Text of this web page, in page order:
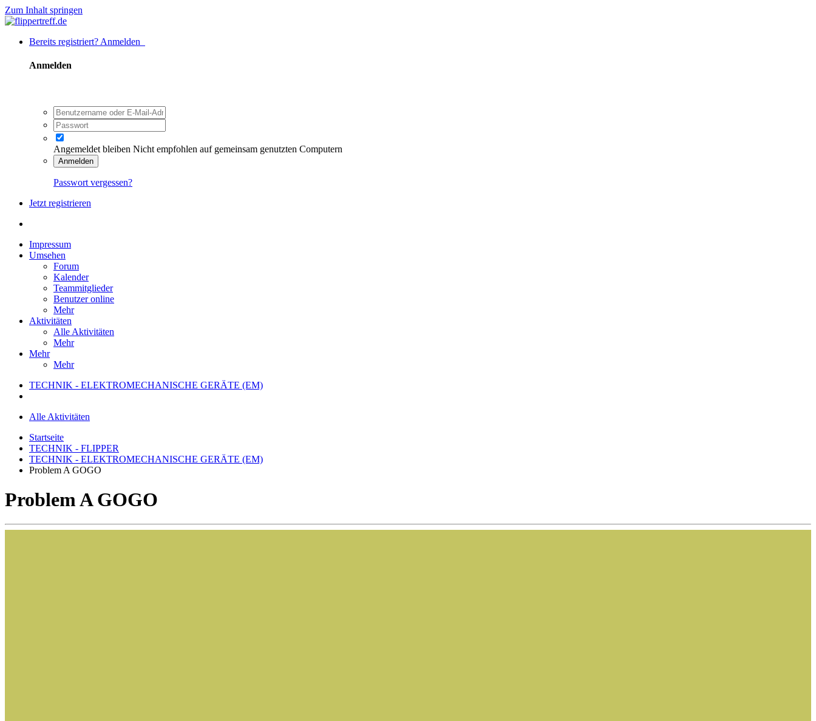
Zum Inhalt springen
Bereits registriert? Anmelden
Anmelden
Angemeldet bleiben Nicht empfohlen auf gemeinsam genutzten Computern
Anmelden
Passwort vergessen?
Jetzt registrieren
Impressum
Umsehen
Forum
Kalender
Teammitglieder
Benutzer online
Mehr
Aktivitäten
Alle Aktivitäten
Mehr
Mehr
Mehr
TECHNIK - ELEKTROMECHANISCHE GERÄTE (EM)
Alle Aktivitäten
Startseite
TECHNIK - FLIPPER
TECHNIK - ELEKTROMECHANISCHE GERÄTE (EM)
Problem A GOGO
Problem A GOGO